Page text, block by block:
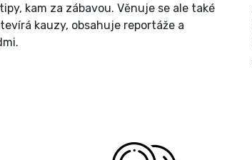
kam za zábavou. Věnuje se ale také
kauzy, obsahuje reportáže a